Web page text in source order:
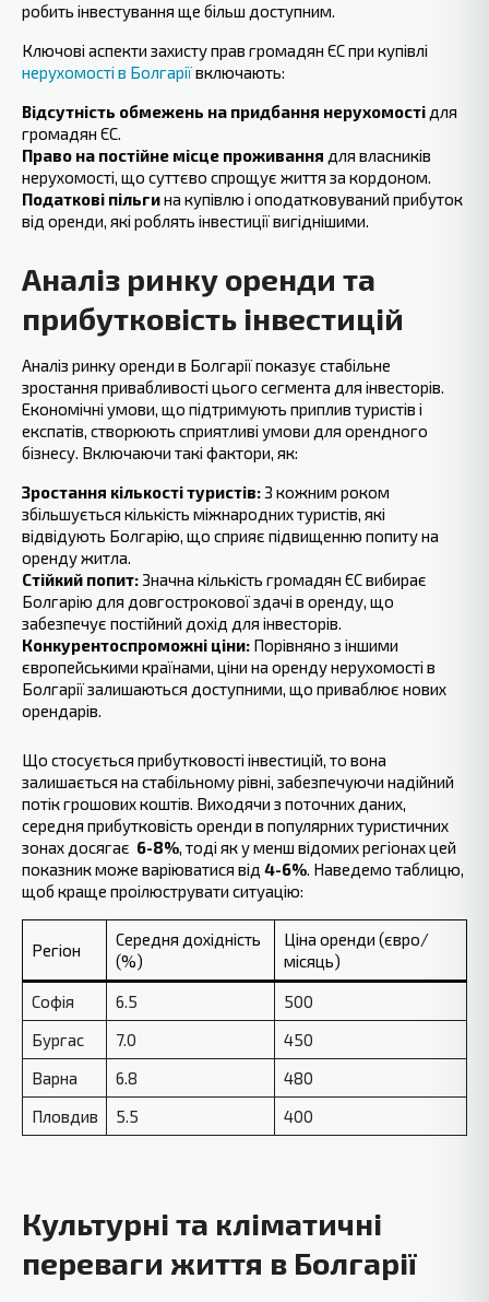
робить інвестування ще більш ‍доступним.
Ключові аспекти захисту прав громадян ЄС при‍ купівлі
нерухомості в Болгаріївключають:
Відсутність‍ обмежень на придбання нерухомості для
громадян ЄС.
Право на постійне місце проживання для власників
нерухомості, що суттєво спрощує життя за кордоном.
Податкові пільгина купівлю‍ і оподатковуваний прибуток
від оренди, які роблять інвестиції вигіднішими.
Аналіз ринку оренди та
прибутковість інвестицій
Аналіз ринку оренди в Болгарії показує стабільне
зростання привабливості цього сегмента для інвесторів.
Економічні умови, що підтримують приплив туристів і
експатів, створюють сприятливі умови для орендного
бізнесу. Включаючи такі фактори, як:
Зростання кількості туристів: З кожним роком
збільшується кількість міжнародних туристів, які
відвідують Болгарію, що сприяє підвищенню попиту на
оренду житла.
Стійкий попит: Значна кількість громадян ЄС вибирає
Болгарію для довгострокової здачі в оренду, що
забезпечує постійний дохід для інвесторів.
Конкурентоспроможні ціни: Порівняно з іншими
європейськими країнами, ціни на оренду нерухомості в
Болгарії залишаються доступними, що приваблює нових
орендарів.
Що стосується прибутковості інвестицій, то вона
залишається на стабільному рівні, забезпечуючи надійний
потік грошових коштів. Виходячи з поточних даних,
середня ‍прибутковість оренди в популярних туристичних
зонах досягає ‍ 6-8%, тоді як у менш відомих регіонах цей
показник може‍ варіюватися від 4-6%. Наведемо таблицю,
щоб краще проілюструвати ситуацію:
Регіон
Середня дохідність
(%)
Ціна оренди (євро/
місяць)
Софія 6.5
500
Бургас
7.0
450
Варна
6.8
480
Пловдив
5.5 400
Культурні та кліматичні
переваги життя в Болгарії